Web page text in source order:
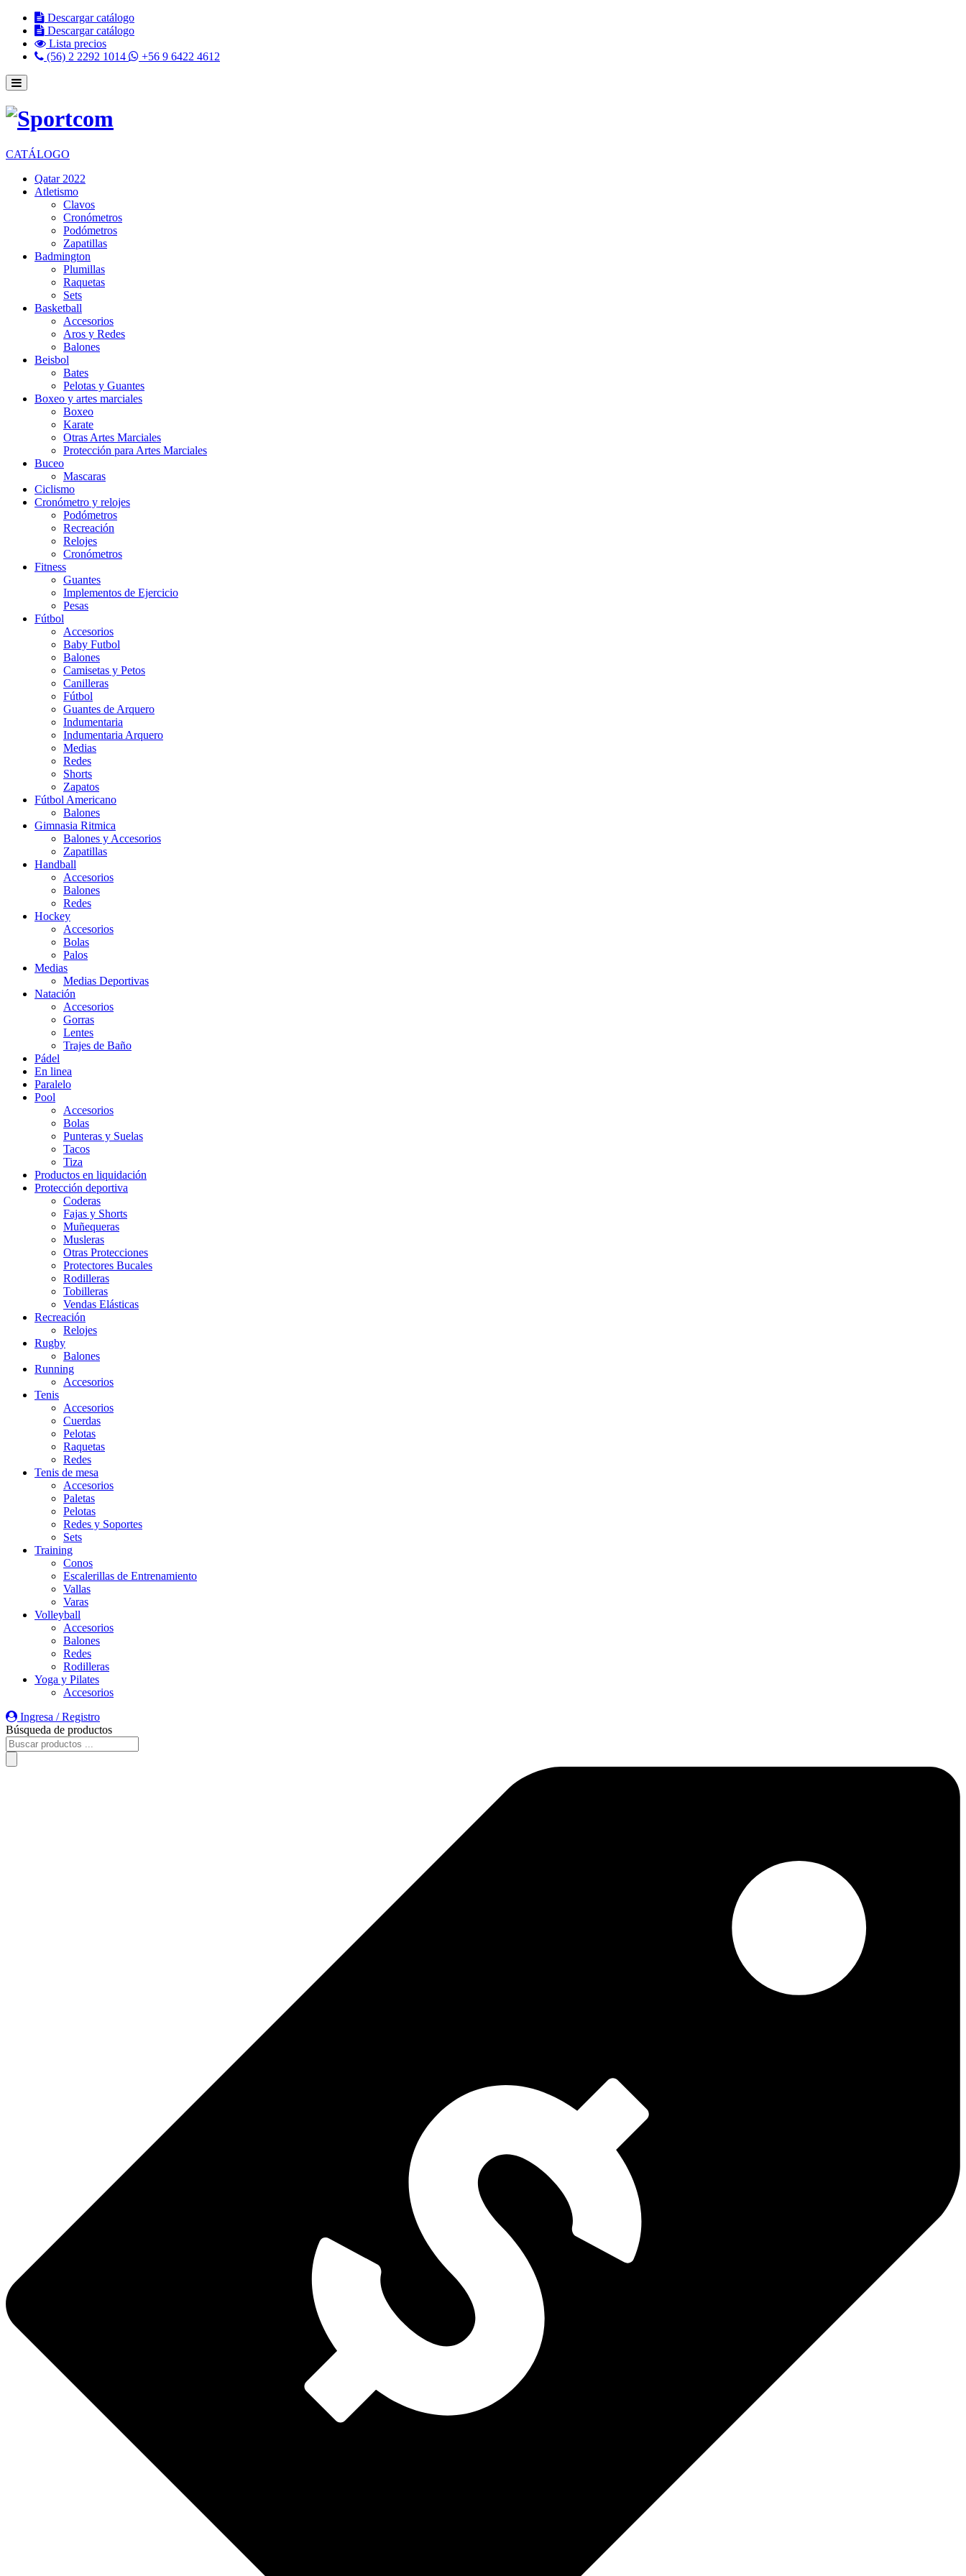
Descargar catálogo
Descargar catálogo
Lista precios
(56) 2 2292 1014
+56 9 6422 4612
CATÁLOGO
Qatar 2022
Atletismo
Clavos
Cronómetros
Podómetros
Zapatillas
Badmington
Plumillas
Raquetas
Sets
Basketball
Accesorios
Aros y Redes
Balones
Beisbol
Bates
Pelotas y Guantes
Boxeo y artes marciales
Boxeo
Karate
Otras Artes Marciales
Protección para Artes Marciales
Buceo
Mascaras
Ciclismo
Cronómetro y relojes
Podómetros
Recreación
Relojes
Cronómetros
Fitness
Guantes
Implementos de Ejercicio
Pesas
Fútbol
Accesorios
Baby Futbol
Balones
Camisetas y Petos
Canilleras
Fútbol
Guantes de Arquero
Indumentaria
Indumentaria Arquero
Medias
Redes
Shorts
Zapatos
Fútbol Americano
Balones
Gimnasia Ritmica
Balones y Accesorios
Zapatillas
Handball
Accesorios
Balones
Redes
Hockey
Accesorios
Bolas
Palos
Medias
Medias Deportivas
Natación
Accesorios
Gorras
Lentes
Trajes de Baño
Pádel
En linea
Paralelo
Pool
Accesorios
Bolas
Punteras y Suelas
Tacos
Tiza
Productos en liquidación
Protección deportiva
Coderas
Fajas y Shorts
Muñequeras
Musleras
Otras Protecciones
Protectores Bucales
Rodilleras
Tobilleras
Vendas Elásticas
Recreación
Relojes
Rugby
Balones
Running
Accesorios
Tenis
Accesorios
Cuerdas
Pelotas
Raquetas
Redes
Tenis de mesa
Accesorios
Paletas
Pelotas
Redes y Soportes
Sets
Training
Conos
Escalerillas de Entrenamiento
Vallas
Varas
Volleyball
Accesorios
Balones
Redes
Rodilleras
Yoga y Pilates
Accesorios
Ingresa / Registro
Búsqueda de productos